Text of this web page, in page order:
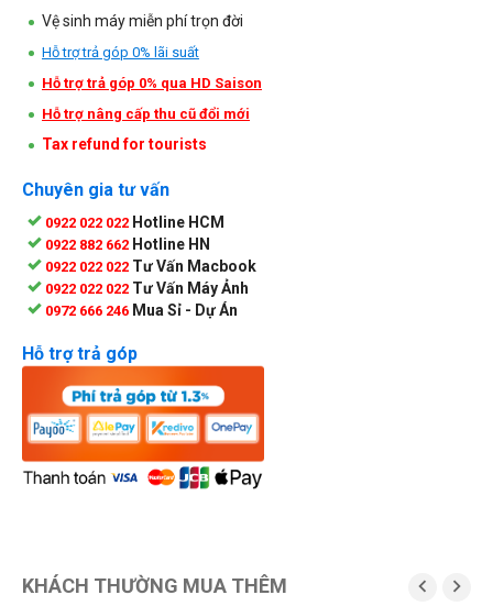
Vệ sinh máy miễn phí trọn đời
Hỗ trợ trả góp 0% lãi suất
Hỗ trợ trả góp 0% qua HD Saison
Hỗ trợ nâng cấp thu cũ đổi mới
Tax refund for tourists
Chuyên gia tư vấn
0922 022 022 Hotline HCM
0922 882 662 Hotline HN
0922 022 022 Tư Vấn Macbook
0922 022 022 Tư Vấn Máy Ảnh
0972 666 246 Mua Sỉ - Dự Án
Hỗ trợ trả góp
KHÁCH THƯỜNG MUA THÊM  